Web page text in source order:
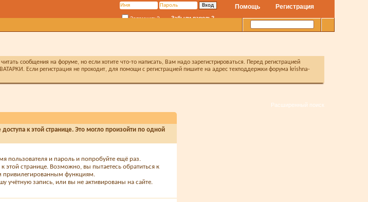
Регистрация
Помощь
Запомнить? Забыли пароль?
Расширенный поиск
сообщения на форуме, но если хотите что-то написать, Вам надо зарегистрироваться. Перед регистрацией
Если регистрация не проходит, для помощи с регистрацией пишите на адрес техподдержки форума krishna-
к этой странице. Это могло произойти по одной
пользователя и пароль и попробуйте ещё раз.
этой странице. Возможно, вы пытаетесь обратиться к
привилегированным функциям.
учётную запись, или вы не активированы на сайте.